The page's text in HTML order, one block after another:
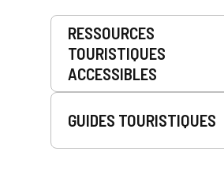
Prestations
RESSOURCES
TOURISTIQUES
ACCESSIBLES
GUIDES TOURISTIQUES